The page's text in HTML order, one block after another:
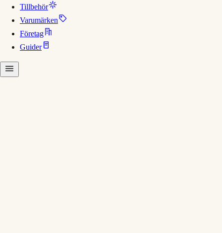
Tillbehör
Varumärken
Företag
Guider